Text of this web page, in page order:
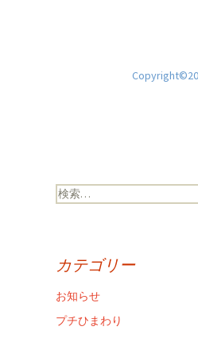
検
索:
カテゴリー
お知らせ
プチひまわり